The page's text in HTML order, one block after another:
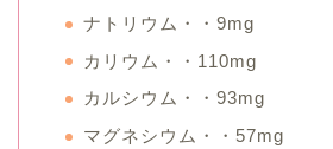
ナトリウム・・9mg
カリウム・・110mg
カルシウム・・93mg
マグネシウム・・57mg